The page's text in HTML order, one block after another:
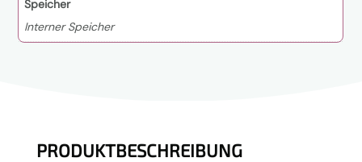
Speicher
Interner Speicher
PRODUKTBESCHREIBUNG